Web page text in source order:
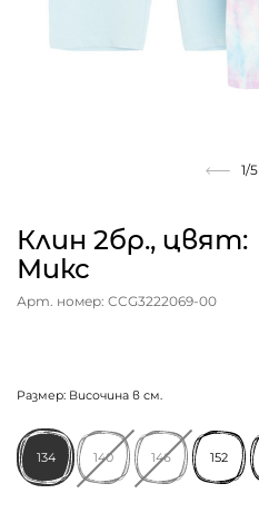
1/5
Клин 2бр., цвят:
Микс
Арт. номер: CCG3222069-00
Размер: Височина в см.
134 140 146 152